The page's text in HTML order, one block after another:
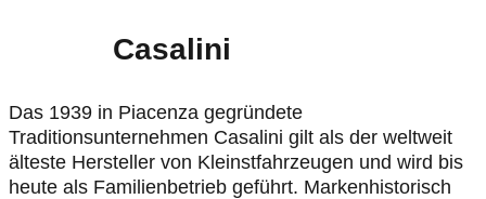
Casalini
Das 1939 in Piacenza gegründete
Traditionsunternehmen Casalini gilt als der weltweit
älteste Hersteller von Kleinstfahrzeugen und wird bis
heute als Familienbetrieb geführt. Markenhistorisch